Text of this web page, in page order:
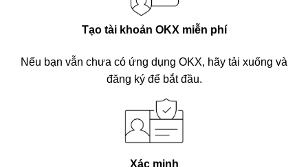
Tạo tài khoản OKX miễn phí
Nếu bạn vẫn chưa có ứng dụng OKX, hãy tải xuống và
đăng ký để bắt đầu.
Xác minh